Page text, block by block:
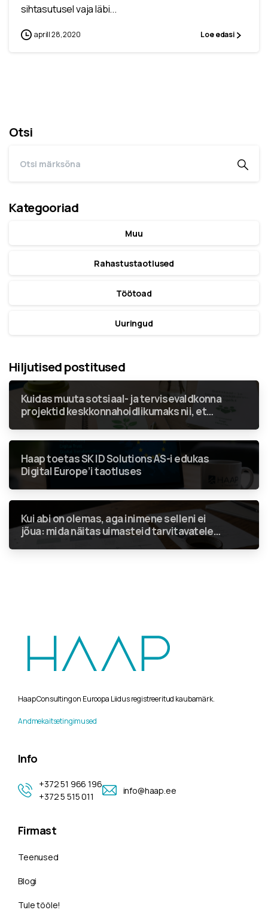
sihtasutusel vaja läbi...
aprill 28, 2020 Loe edasi
Otsi
Kategooriad
Muu
Rahastustaotlused
Töötoad
Uuringud
Hiljutised postitused
Kuidas muuta sotsiaal- ja tervisevaldkonna
projektid keskkonnahoidlikumaks nii, et
rohenõuded ei jääks vaid linnukeseks
Haap toetas SK ID Solutions AS-i edukas
Digital Europe’i taotluses
Kui abi on olemas, aga inimene selleni ei
jõua: mida näitas uimasteid tarvitavatele
inimestele suunatud teenuste analüüs?
Haap Consulting on Euroopa Liidus registreeritud kaubamärk.
Andmekaitsetingimused
Info
+372 51 966 196
+372 5 515 011
info@haap.ee
Firmast
Teenused
Blogi
Tule tööle!